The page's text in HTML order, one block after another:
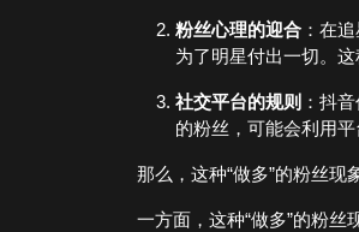
粉丝心理的迎合 ：在
为了明星付出一切。
社交平台的规则 ：抖
的粉丝，可能会利用
那么，这种“做多”的粉丝现
一方面，这种“做多”的粉